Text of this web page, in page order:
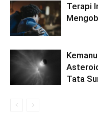
Terapi
Tata